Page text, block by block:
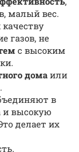
малый вес.
газов, не
с высоким
домаили
.
в
и высокую
делает их